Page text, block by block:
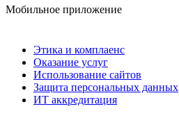
Мобильное приложение
Этика и комплаенс
Оказание услуг
Использование сайтов
Защита персональных данных
ИТ аккредитация